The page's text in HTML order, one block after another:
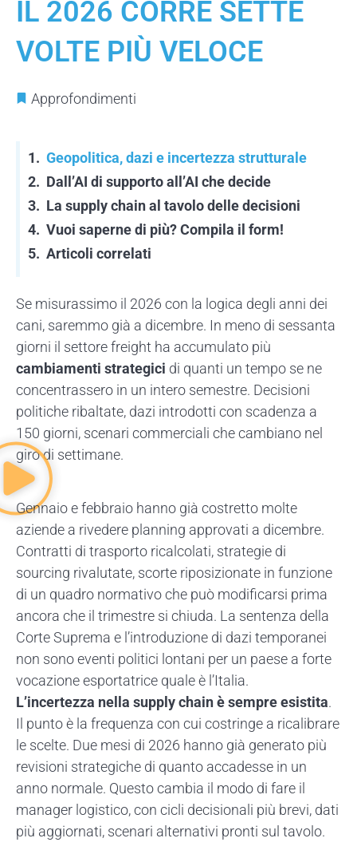
IL 2026 CORRE SETTE
VOLTE PIÙ VELOCE
Approfondimenti
Geopolitica, dazi e incertezza strutturale
Dall’AI di supporto all’AI che decide
La supply chain al tavolo delle decisioni
Vuoi saperne di più? Compila il form!
Articoli correlati
Se misurassimo il 2026 con la logica degli anni dei
cani, saremmo già a dicembre. In meno di sessanta
giorni il settorefreight ha accumulato più
cambiamenti strategici di quanti un tempo se ne
concentrassero in un intero semestre. Decisioni
politiche ribaltate, dazi introdotti con scadenza a
150 giorni, scenari commerciali che cambiano nel
giro di settimane.
Gennaio e febbraio hanno già costretto molte
aziende a rivedere planning approvati a dicembre.
Contratti di trasporto ricalcolati, strategie di
sourcing rivalutate, scorte riposizionate in funzione
di un quadro normativo che può modificarsi prima
ancora che il trimestre si chiuda. La sentenza della
Corte Suprema e l’introduzione di dazi temporanei
non sono eventi politici lontani per un paese a forte
vocazione esportatrice quale è l’Italia.
L’incertezza nella supply chain è sempre esistita.
Il punto è la frequenza con cui costringe a ricalibrare
le scelte. Due mesi di 2026 hanno già generato più
revisioni strategiche di quanto accadesse in un
anno normale. Questo cambia il modo di fare il
manager logistico, con cicli decisionali più brevi, dati
più aggiornati, scenari alternativi pronti sul tavolo.